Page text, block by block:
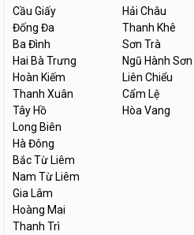
Cầu Giấy
Đống Đa
Ba Đình
Hai Bà Trưng
Hoàn Kiếm
Thanh Xuân
Tây Hồ
Long Biên
Hà Đông
Bắc Từ Liêm
Nam Từ Liêm
Gia Lâm
Hoàng Mai
Thanh Trì
Hải Châu
Thanh Khê
Sơn Trà
Ngũ Hành Sơn
Liên Chiểu
Cẩm Lệ
Hòa Vang